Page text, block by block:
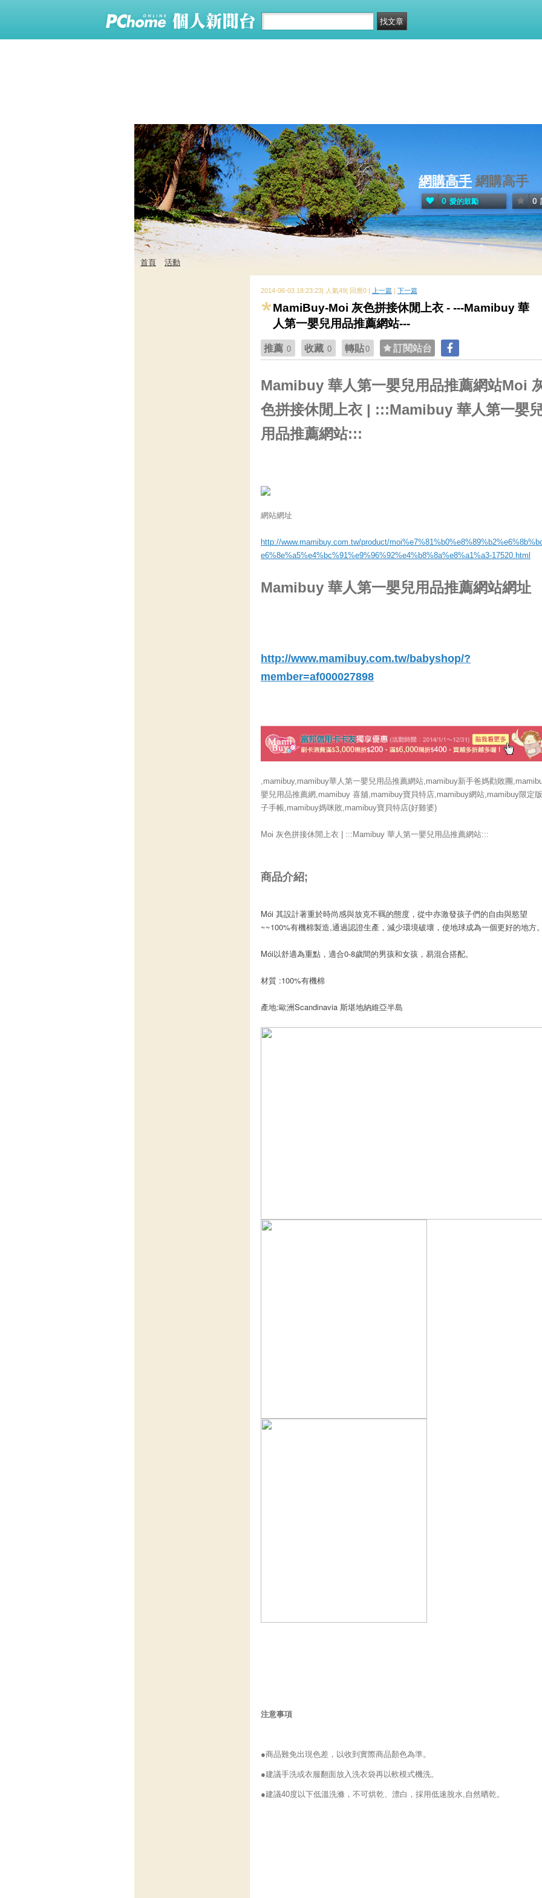
網購高手 網購高手
0 愛的鼓勵 0
首頁 活動
2014-06-03 18:23:23| 人氣49| 回應0 | 上一篇 | 下一篇
MamiBuy-Moi 灰色拼接休閒上衣 - ---Mamibuy 華
人第一嬰兒用品推薦網站---
推薦 0 收藏 0 轉貼0 訂閱站台
Mamibuy 華人第一嬰兒用品推薦網站Moi
色拼接休閒上衣 | :::Mamibuy 華人第一嬰
用品推薦網站:::
網站網址
http://www.mamibuy.com.tw/product/
e6%8e%a5%e4%bc%91%e9%96%92%e4%b8%8a%e8%a1%a3-17520.html
Mamibuy 華人第一嬰兒用品推薦網站網址
http://www.mamibuy.com.tw/babyshop/?
member=af000027898
,mamibuy,mamibuy華人第一嬰兒用品推薦網站,mamibuy新手爸媽勸敗團
嬰兒用品推薦網,mamibuy 喜舖,mamibuy寶貝特店,mamibuy網站,mamibuy限定
子手帳,mamibuy媽咪敗,mamibuy寶貝特店(好雞婆)
Moi 灰色拼接休閒上衣 | :::Mamibuy 華人第一嬰兒用品推薦網站:::
商品介紹;
Mói 其設計著重於時尚感與放克不羈的態度，從中亦激發孩子們的自由與慾望
~~100%有機棉製造,通過認證生產，減少環境破壞，使地球成為一個更好的地方
Mói以舒適為重點，適合0-8歲間的男孩和女孩，易混合搭配。
材質 :100%有機棉
產地:歐洲Scandinavia 斯堪地納維亞半島
注意事項
●商品難免出現色差，以收到實際商品顏色為準。
●建議手洗或衣服翻面放入洗衣袋再以軟模式機洗。
●建議40度以下低溫洗滌，不可烘乾、漂白，採用低速脫水,自然晒乾。